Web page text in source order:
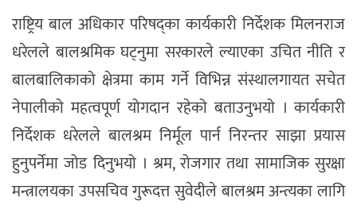
राष्ट्रिय बाल अधिकार परिषद्का कार्यकारी निर्देशक मिलनराज
धरेलले बालश्रमिक घट्नुमा सरकारले ल्याएका उचित नीति र
बालबालिकाको क्षेत्रमा काम गर्ने विभिन्न संस्थालगायत सचेत
नेपालीको महत्वपूर्ण योगदान रहेको बताउनुभयो । कार्यकारी
निर्देशक धरेलले बालश्रम निर्मूल पार्न निरन्तर साझा प्रयास
हुनुपर्नेमा जोड दिनुभयो । श्रम, रोजगार तथा सामाजिक सुरक्षा
मन्त्रालयका उपसचिव गुरूदत्त सुवेदीले बालश्रम अन्त्यका लागि